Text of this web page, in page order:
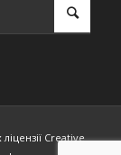
Creative